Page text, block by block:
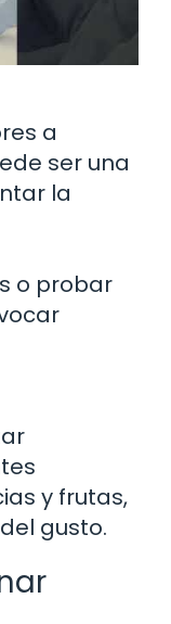
a
ser una
la
o probar
y frutas,
gusto.